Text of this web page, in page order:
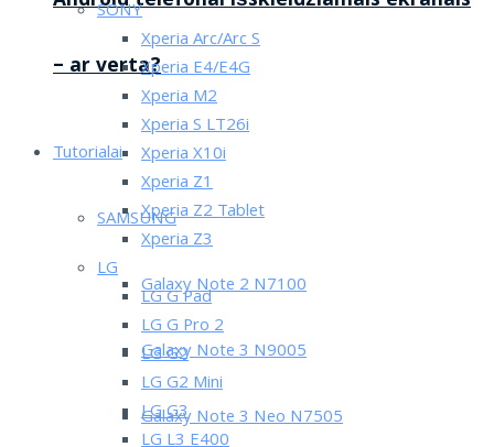
– ar verta?
Tutorialai
SAMSUNG
Galaxy Note 2 N7100
Galaxy Note 3 N9005
Galaxy Note 3 Neo N7505
SONY
Xperia Arc/Arc S
Xperia E4/E4G
Xperia M2
Xperia S LT26i
Xperia X10i
Xperia Z1
Xperia Z2 Tablet
Xperia Z3
LG
LG G Pad
LG G Pro 2
LG G2
LG G2 Mini
LG G3